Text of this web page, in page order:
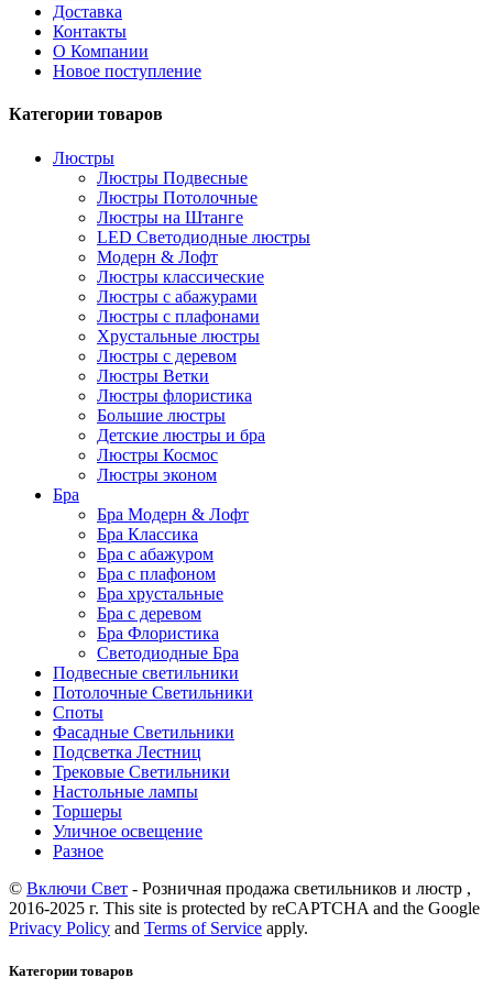
Доставка
Контакты
О Компании
Новое поступление
Категории товаров
Люстры
Люстры Подвесные
Люстры Потолочные
Люстры на Штанге
LED Светодиодные люстры
Модерн & Лофт
Люстры классические
Люстры с абажурами
Люстры с плафонами
Хрустальные люстры
Люстры с деревом
Люстры Ветки
Люстры флористика
Большие люстры
Детские люстры и бра
Люстры Космос
Люстры эконом
Бра
Бра Модерн & Лофт
Бра Классика
Бра с абажуром
Бра с плафоном
Бра хрустальные
Бра с деревом
Бра Флористика
Светодиодные Бра
Подвесные светильники
Потолочные Светильники
Споты
Фасадные Светильники
Подсветка Лестниц
Трековые Светильники
Настольные лампы
Торшеры
Уличное освещение
Разное
© Включи Свет - Розничная продажа светильников и люстр ,
2016-2025 г. This site is protected by reCAPTCHA and the Google
Privacy Policy and Terms of Service apply.
Категории товаров